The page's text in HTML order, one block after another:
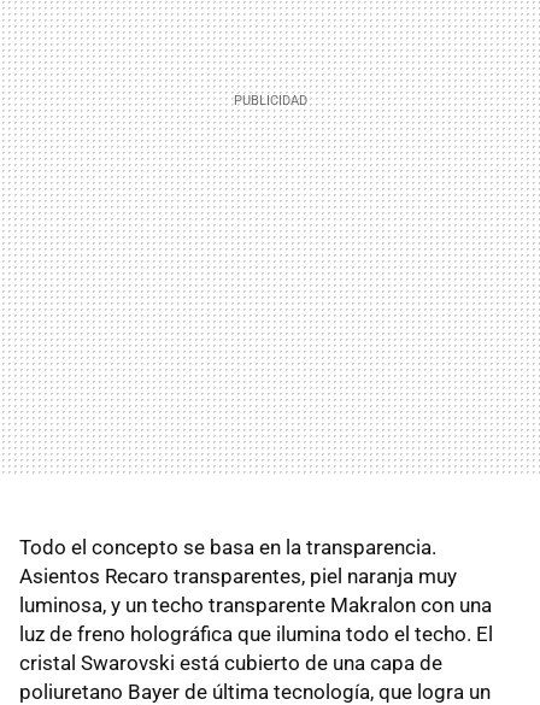
Todo el concepto se basa en la transparencia.
Asientos Recaro transparentes, piel naranja muy
luminosa, y un techo transparente Makralon con una
luz de freno holográfica que ilumina todo el techo. El
cristal Swarovski está cubierto de una capa de
poliuretano Bayer de última tecnología, que logra un